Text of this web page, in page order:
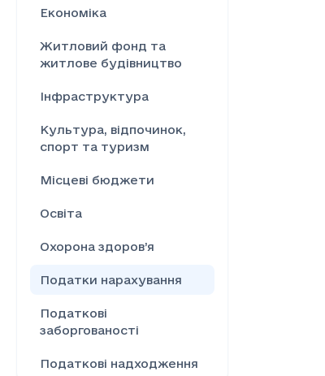
Економіка
Житловий фонд та
житлове будівництво
Інфраструктура
Культура, відпочинок,
спорт та туризм
Місцеві бюджети
Освіта
Охорона здоров’я
Податки нарахування
Податкові
заборгованості
Податкові надходження